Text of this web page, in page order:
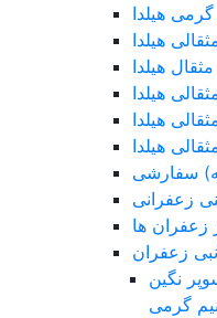
هیلدا
هیلدا
هیلدا
هیلدا
هیلدا
هیلدا
سفارشی
زعفرانی
زعفران ها
زعفران
نگین
گرمی